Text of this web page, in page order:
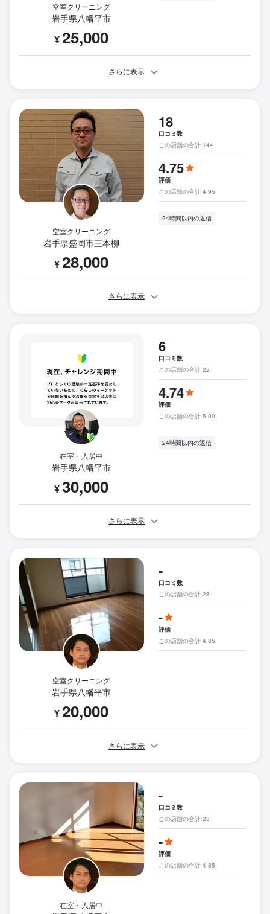
空室クリーニング
岩手県八幡平市
¥25,000
さらに表示
空室クリーニング
岩手県盛岡市三本柳
¥28,000
18
口コミ数
この店舗の合計 144
4.75
評価
この店舗の合計 4.95
24時間以内の返信
さらに表示
在室・入居中
岩手県八幡平市
¥30,000
6
口コミ数
この店舗の合計 22
4.74
評価
この店舗の合計 5.00
24時間以内の返信
さらに表示
空室クリーニング
岩手県八幡平市
¥20,000
-
口コミ数
この店舗の合計 28
-
評価
この店舗の合計 4.85
さらに表示
在室・入居中
-
口コミ数
この店舗の合計 28
-
評価
この店舗の合計 4.85